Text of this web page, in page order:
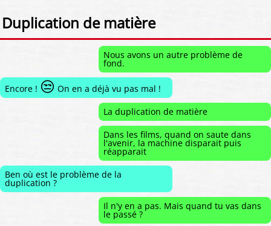
Duplication de matière
Nous avons un autre problème de
fond.
Encore ! 😒 On en a déjà vu pas mal !
La duplication de matière
Dans les films, quand on saute dans
l'avenir, la machine disparait puis
réapparait
Ben où est le problème de la
duplication ?
Il n'y en a pas. Mais quand tu vas dans
le passé ?